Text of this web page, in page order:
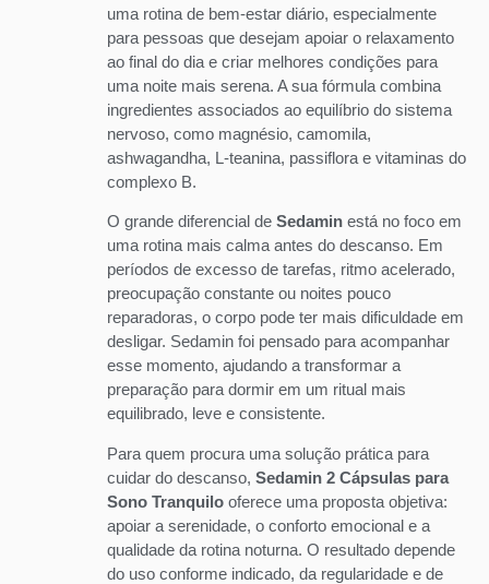
uma rotina de bem-estar diário, especialmente
para pessoas que desejam apoiar o relaxamento
ao final do dia e criar melhores condições para
uma noite mais serena. A sua fórmula combina
ingredientes associados ao equilíbrio do sistema
nervoso, como magnésio, camomila,
ashwagandha, L-teanina, passiflora e vitaminas do
complexo B.
O grande diferencial deSedamin está no foco em
uma rotina mais calma antes do descanso. Em
períodos de excesso de tarefas, ritmo acelerado,
preocupação constante ou noites pouco
reparadoras, o corpo pode ter mais dificuldade em
desligar. Sedamin foi pensado para acompanhar
esse momento, ajudando a transformar a
preparação para dormir em um ritual mais
equilibrado, leve e consistente.
Para quem procura uma solução prática para
cuidar do descanso,Sedamin 2 Cápsulas para
Sono Tranquilo oferece uma proposta objetiva:
apoiar a serenidade, o conforto emocional e a
qualidade da rotina noturna. O resultado depende
do uso conforme indicado, da regularidade e de